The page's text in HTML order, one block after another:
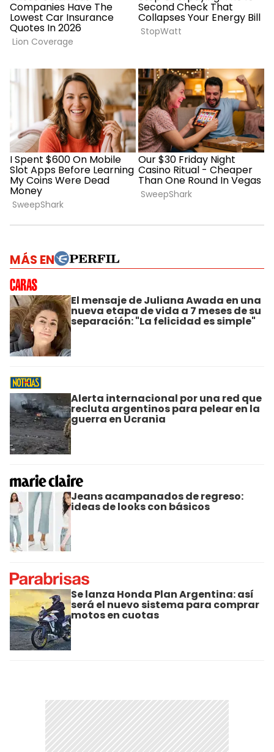
MÁS EN
El mensaje de Juliana Awada en una
nueva etapa de vida a 7 meses de su
separación: "La felicidad es simple"
Alerta internacional por una red que
recluta argentinos para pelear en la
guerra en Ucrania
Jeans acampanados de regreso:
ideas de looks con básicos
Se lanza Honda Plan Argentina: así
será el nuevo sistema para comprar
motos en cuotas